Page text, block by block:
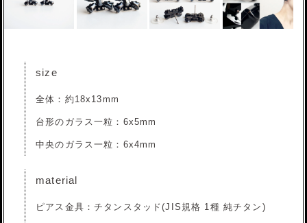
size
全体：約18x13mm
台形のガラス一粒：6x5mm
中央のガラス一粒：6x4mm
material
ピアス金具：チタンスタッド(JIS規格 1種 純チタン)